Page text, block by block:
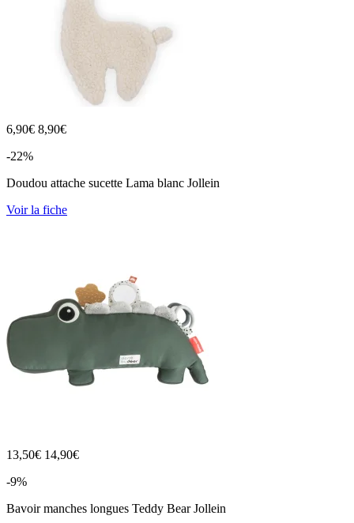
6,90€ 8,90€
-22%
Doudou attache sucette Lama blanc Jollein
Voir la fiche
13,50€ 14,90€
-9%
Bavoir manches longues Teddy Bear Jollein